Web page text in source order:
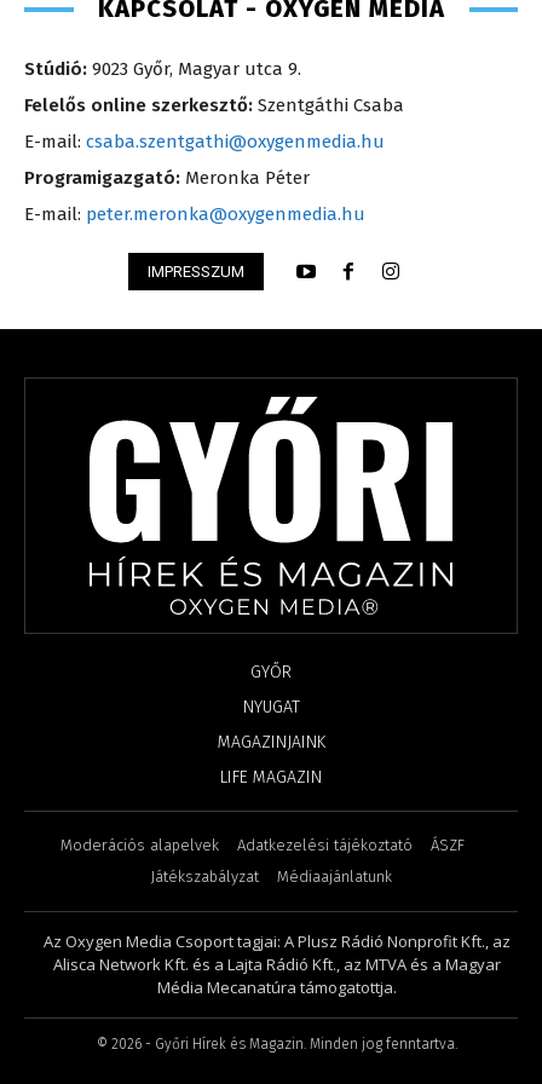
KAPCSOLAT - OXYGEN MEDIA
Stúdió: 9023 Győr, Magyar utca 9.
Felelős online szerkesztő: Szentgáthi Csaba
E-mail: csaba.szentgathi@oxygenmedia.hu
Programigazgató: Meronka Péter
E-mail: peter.meronka@oxygenmedia.hu
IMPRESSZUM
GYŐR
NYUGAT
MAGAZINJAINK
LIFE MAGAZIN
Moderációs alapelvek Adatkezelési tájékoztató
ÁSZF
Játékszabályzat
Médiaajánlatunk
Az Oxygen Media Csoport tagjai: A Plusz Rádió Nonprofit Kft., az
Alisca Network Kft. és a Lajta Rádió Kft., az MTVA és a Magyar
Média Mecanatúra támogatottja.
© 2026 - Győri Hírek és Magazin. Minden jog fenntartva.